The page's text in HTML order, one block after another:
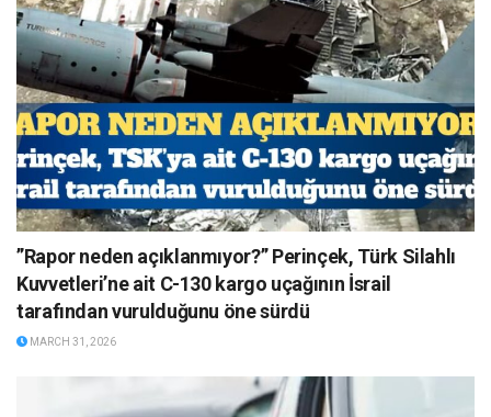
”Rapor neden açıklanmıyor?” Perinçek, Türk Silahlı
Kuvvetleri’ne ait C-130 kargo uçağının İsrail
tarafından vurulduğunu öne sürdü
MARCH 31, 2026